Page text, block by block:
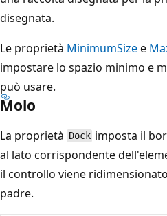
disegnata.
Le proprietà MinimumSizee
impostare lo spazio minimo e
può usare.
Molo
La proprietà Dock imposta il
al lato corrispondente
il controllo viene
padre.